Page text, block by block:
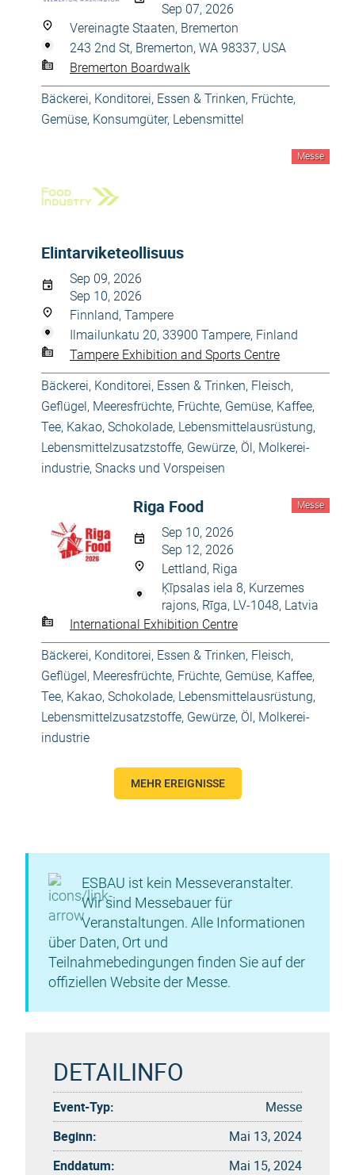
Sep 07, 2026
Vereinagte Staaten, Bremerton
243 2nd St, Bremerton, WA 98337, USA
Bremerton Boardwalk
Bäckerei, Konditorei, Essen & Trinken, Früchte,
Gemüse, Konsumgüter, Lebensmittel
Messe
Elintarviketeollisuus
Sep 09, 2026
Sep 10, 2026
Finnland, Tampere
Ilmailunkatu 20, 33900 Tampere, Finland
Tampere Exhibition and Sports Centre
Bäckerei, Konditorei, Essen & Trinken, Fleisch,
Geflügel, Meeresfrüchte, Früchte, Gemüse, Kaffee,
Tee, Kakao, Schokolade, Lebensmittelausrüstung,
Lebensmittelzusatzstoffe, Gewürze, Öl, Molkerei-
industrie, Snacks und Vorspeisen
Messe
Riga Food
Sep 10, 2026
Sep 12, 2026
Lettland, Riga
Ķīpsalas iela 8, Kurzemes
rajons, Rīga, LV-1048, Latvia
International Exhibition Centre
Bäckerei, Konditorei, Essen & Trinken, Fleisch,
Geflügel, Meeresfrüchte, Früchte, Gemüse, Kaffee,
Tee, Kakao, Schokolade, Lebensmittelausrüstung,
Lebensmittelzusatzstoffe, Gewürze, Öl, Molkerei-
industrie
MEHR EREIGNISSE
ESBAU ist kein Messeveranstalter.
Wir sind Messebauer für
Veranstaltungen. Alle Informationen
über Daten, Ort und
Teilnahmebedingungen finden Sie auf der
offiziellen Website der Messe.
DETAILINFO
Event-Typ:
Messe
Beginn:
Mai 13, 2024
Enddatum:
Mai 15, 2024